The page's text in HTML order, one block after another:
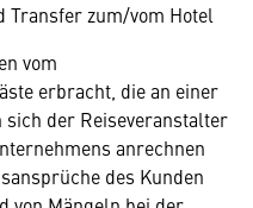
zum/vom Hotel
vom
erbracht, die an einer
der Reiseveranstalter
anrechnen
des Kunden